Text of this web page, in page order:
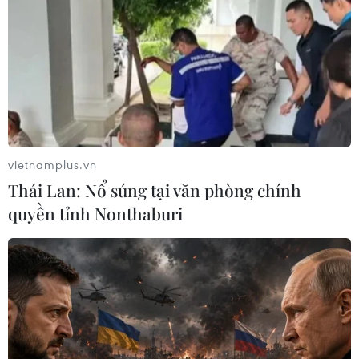
Kịp thời đưa thuyền viên nước ngoài bị
nạn trên biển vào đất liền
Trung tâm Phối hợp tìm kiếm cứu nạn hàng hải Khu vực
II (Đà Nẵng) cho biết tàu SAR 274 đã đưa một thuyền
viên quốc tịch Philippines bị đột quỵ trên biển vào đất
vietnamplus.vn
Thái Lan: Nổ súng tại văn phòng chính
quyền tỉnh Nonthaburi